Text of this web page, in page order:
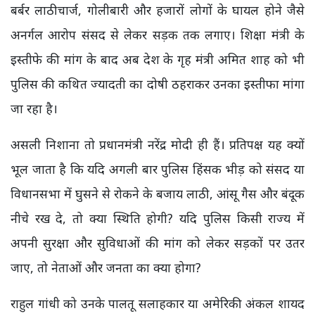
बर्बर लाठीचार्ज, गोलीबारी और हजारों लोगों के घायल होने जैसे
अनर्गल आरोप संसद से लेकर सड़क तक लगाए। शिक्षा मंत्री के
इस्तीफे की मांग के बाद अब देश के गृह मंत्री अमित शाह को भी
पुलिस की कथित ज्यादती का दोषी ठहराकर उनका इस्तीफा मांगा
जा रहा है।
असली निशाना तो प्रधानमंत्री नरेंद्र मोदी ही हैं। प्रतिपक्ष यह क्यों
भूल जाता है कि यदि अगली बार पुलिस हिंसक भीड़ को संसद या
विधानसभा में घुसने से रोकने के बजाय लाठी, आंसू गैस और बंदूक
नीचे रख दे, तो क्या स्थिति होगी? यदि पुलिस किसी राज्य में
अपनी सुरक्षा और सुविधाओं की मांग को लेकर सड़कों पर उतर
जाए, तो नेताओं और जनता का क्या होगा?
राहुल गांधी को उनके पालतू सलाहकार या अमेरिकी अंकल शायद